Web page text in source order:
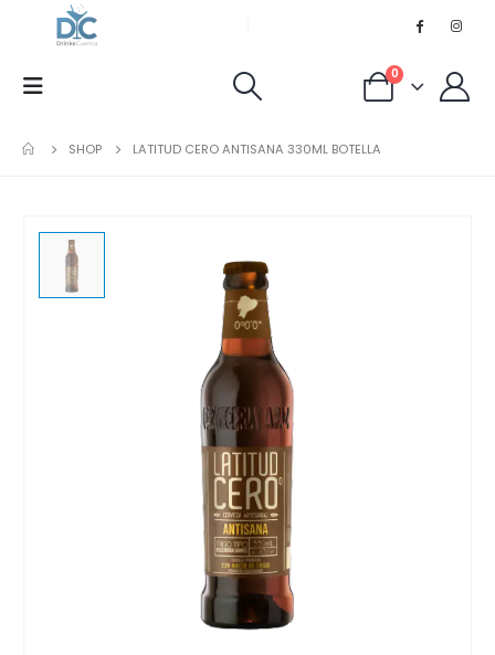
0
SHOP LATITUD CERO ANTISANA 330ML BOTELLA